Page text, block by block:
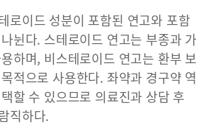
로이드 성분이 포함된 연고와 포함
뉜다. 스테로이드 연고는 부종과 가
하며, 비스테로이드 연고는 환부 보
적으로 사용한다. 좌약과 경구약 역
할 수 있으므로 의료진과 상담 후
직하다.